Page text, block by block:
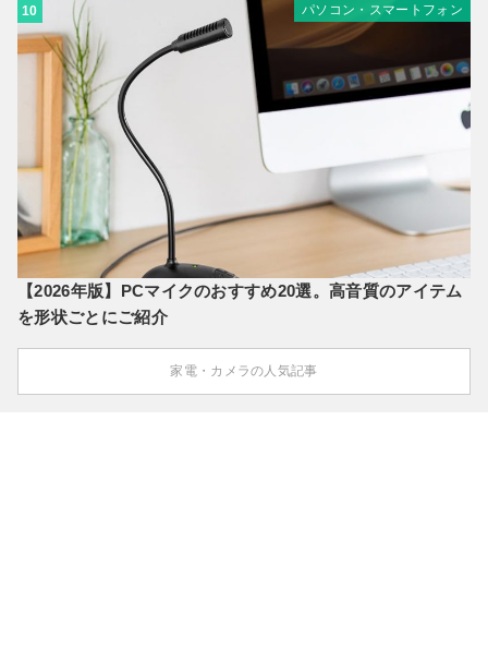
10 パソコン・スマートフォン
【2026年版】PCマイクのおすすめ20選。高音質のアイテム
を形状ごとにご紹介
家電・カメラの人気記事